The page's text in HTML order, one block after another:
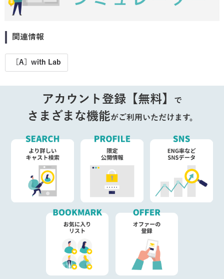
関連情報
［A］with Lab
アカウント登録【無料】 で
さまざまな機能がご利用いただけます。